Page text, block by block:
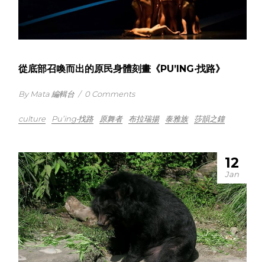
從底部召喚而出的原民身體刻畫《PU’ING‧找路》
By Mata 編輯台 / 0 Comments
culture Pu’ing‧找路 原舞者 布拉瑞揚 泰雅族 莎韻之鐘
12
Jan